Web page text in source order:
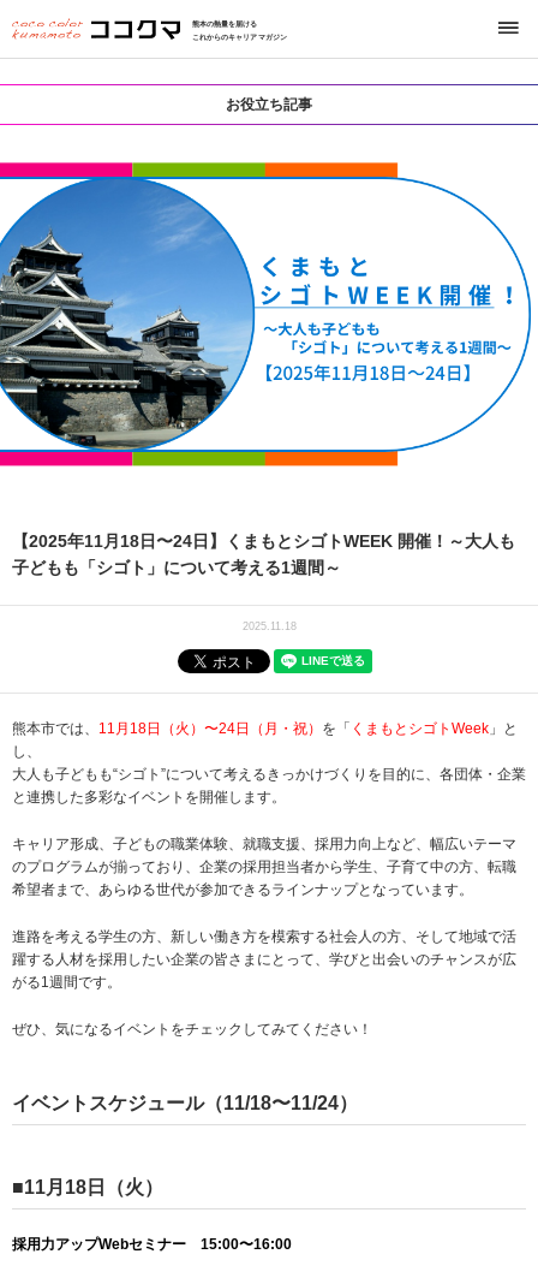
熊本の熱量を届ける
これからのキャリアマガジン
お役立ち記事
【2025年11月18日〜24日】くまもとシゴトWEEK 開催！～大人も
子どもも「シゴト」について考える1週間～
2025.11.18
熊本市では、 11月18日（火）〜24日（月・祝） を「 くまもとシゴトWeek 」と
し、
大人も子どもも“シゴト”について考えるきっかけづくりを目的に、各団体・企業
と連携した多彩なイベントを開催します。
キャリア形成、子どもの職業体験、就職支援、採用力向上など、幅広いテーマ
のプログラムが揃っており、企業の採用担当者から学生、子育て中の方、転職
希望者まで、あらゆる世代が参加できるラインナップとなっています。
進路を考える学生の方、新しい働き方を模索する社会人の方、そして地域で活
躍する人材を採用したい企業の皆さまにとって、学びと出会いのチャンスが広
がる1週間です。
ぜひ、気になるイベントをチェックしてみてください！
イベントスケジュール（11/18〜11/24）
■11月18日（火）
採用力アップWebセミナー 15:00〜16:00